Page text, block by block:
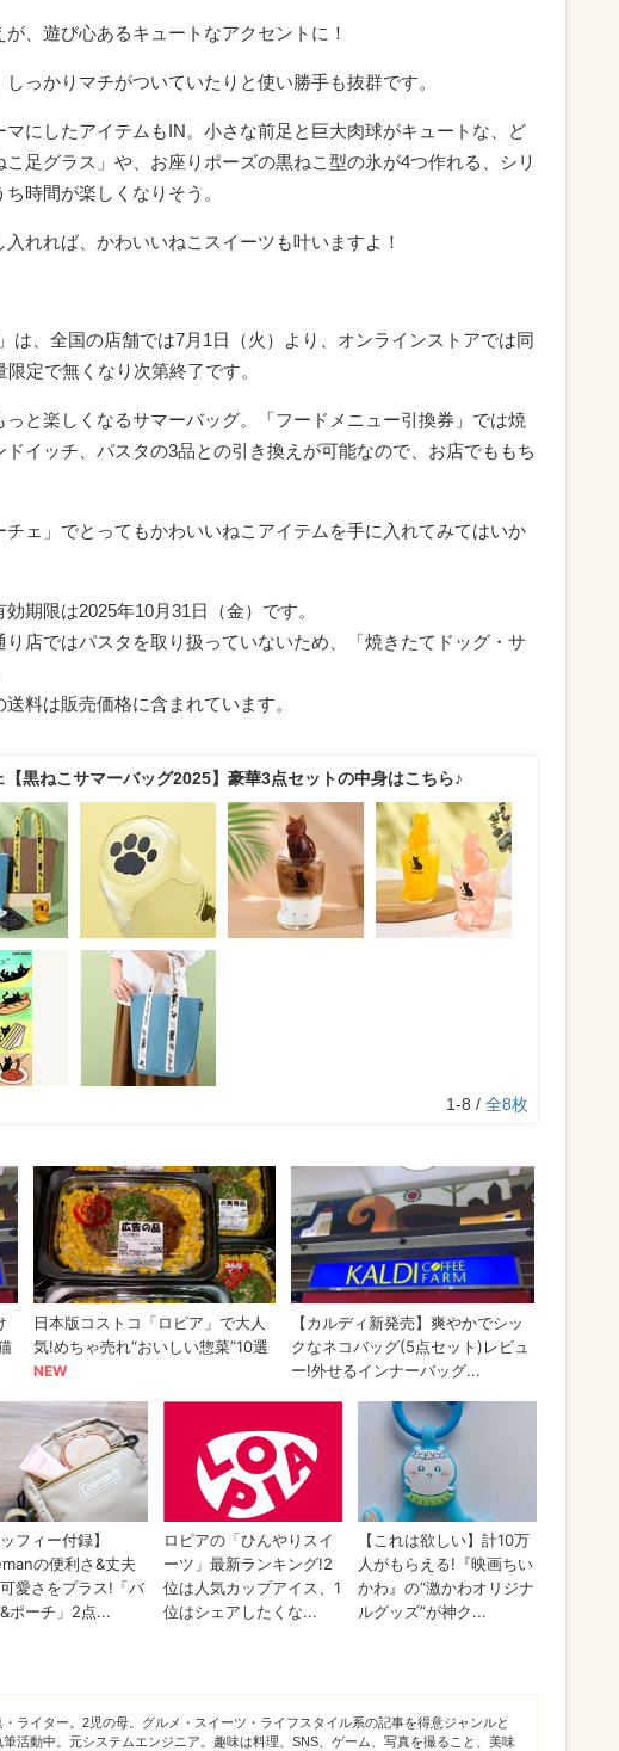
、遊び心あるキュートなアクセントに！
っかりマチがついていたりと使い勝手も抜群です。
マにしたアイテムもIN。小さな前足と巨大肉球がキュートな、ど
足グラス」や、お座りポーズの黒ねこ型の氷が4つ作れる、シリ
時間が楽しくなりそう。
れれば、かわいいねこスイーツも叶いますよ！
は、全国の店舗では7月1日（火）より、オンラインストアでは同
定で無くなり次第終了です。
と楽しくなるサマーバッグ。「フードメニュー引換券」では焼
イッチ、パスタの3品との引き換えが可能なので、お店でももち
ェ」でとってもかわいいねこアイテムを手に入れてみてはいか
期限は2025年10月31日（金）です。
店ではパスタを取り扱っていないため、「焼きたてドッグ・サ
料は販売価格に含まれています。
【黒ねこサマーバッグ2025】豪華3点セットの中身はこちら♪
1-8 / 全8枚
・ライター。2児の母。グルメ・スイーツ・ライフスタイル系の記事を得意ジャンルと
筆活動中。元システムエンジニア。趣味は料理、SNS、ゲーム、写真を撮ること、美味